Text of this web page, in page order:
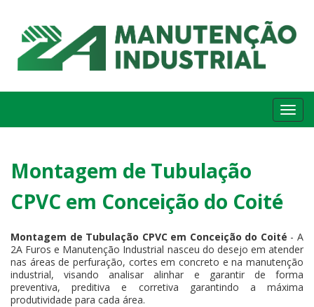
Montagem de Tubulação
CPVC em Conceição do Coité
Montagem de Tubulação CPVC em Conceição do Coité - A
2A Furos e Manutenção Industrial nasceu do desejo em atender
nas áreas de perfuração, cortes em concreto e na manutenção
industrial, visando analisar alinhar e garantir de forma
preventiva, preditiva e corretiva garantindo a máxima
produtividade para cada área.